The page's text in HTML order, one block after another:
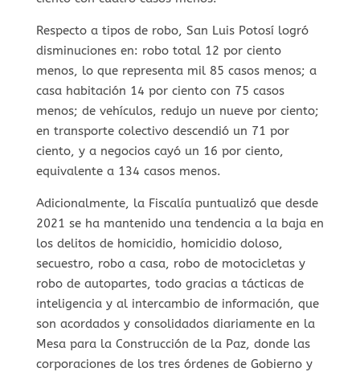
Respecto a tipos de robo, San Luis Potosí logró
disminuciones en: robo total 12 por ciento
menos, lo que representa mil 85 casos menos; a
casa habitación 14 por ciento con 75 casos
menos; de vehículos, redujo un nueve por ciento;
en transporte colectivo descendió un 71 por
ciento, y a negocios cayó un 16 por ciento,
equivalente a 134 casos menos.
Adicionalmente, la Fiscalía puntualizó que desde
2021 se ha mantenido una tendencia a la baja en
los delitos de homicidio, homicidio doloso,
secuestro, robo a casa, robo de motocicletas y
robo de autopartes, todo gracias a tácticas de
inteligencia y al intercambio de información, que
son acordados y consolidados diariamente en la
Mesa para la Construcción de la Paz, donde las
corporaciones de los tres órdenes de Gobierno y